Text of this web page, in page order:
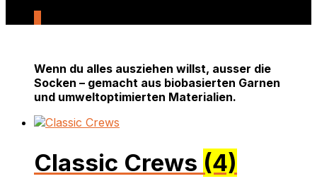
Wenn du alles ausziehen willst, ausser die
Socken – gemacht aus biobasierten Garnen
und umweltoptimierten Materialien.
Classic Crews (4)